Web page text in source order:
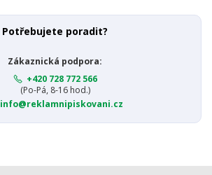
Potřebujete poradit?
Zákaznická podpora:
+420 728 772 566
(Po-Pá, 8-16 hod.)
info@reklamnipiskovani.cz